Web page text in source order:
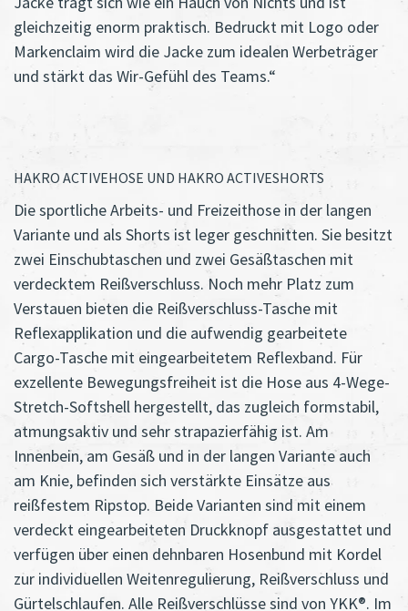
gleichzeitig enorm praktisch. Bedruckt mit Logo oder
Markenclaim wird die Jacke zum idealen Werbeträger
und stärkt das Wir-Gefühl des Teams.“
HAKRO ACTIVEHOSE UND HAKRO ACTIVESHORTS
Die sportliche Arbeits- und Freizeithose in der langen
Variante und als Shorts ist leger geschnitten. Sie besitzt
zwei Einschubtaschen und zwei Gesäßtaschen mit
verdecktem Reißverschluss. Noch mehr Platz zum
Verstauen bieten die Reißverschluss-Tasche mit
Reflexapplikation und die aufwendig gearbeitete
Cargo-Tasche mit eingearbeitetem Reflexband. Für
exzellente Bewegungsfreiheit ist die Hose aus 4-Wege-
Stretch-Softshell hergestellt, das zugleich formstabil,
atmungsaktiv und sehr strapazierfähig ist. Am
Innenbein, am Gesäß und in der langen Variante auch
am Knie, befinden sich verstärkte Einsätze aus
reißfestem Ripstop. Beide Varianten sind mit einem
verdeckt eingearbeiteten Druckknopf ausgestattet und
verfügen über einen dehnbaren Hosenbund mit Kordel
zur individuellen Weitenregulierung, Reißverschluss und
Gürtelschlaufen. Alle Reißverschlüsse sind von YKK®. Im